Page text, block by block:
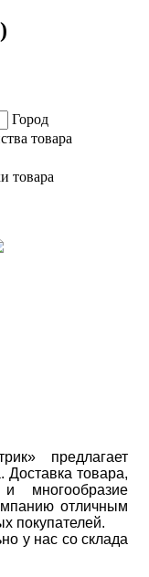
Город
товара
товара
предлагает
Доставка товара,
многообразие
отличным
покупателей.
у нас со склада